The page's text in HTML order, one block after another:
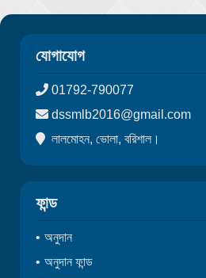
যোগাযোগ
01792-790077
dssmlb2016@gmail.com
লালমোহন, ভোলা, বরিশাল।
ফান্ড
অনুদান
অনুদান ফান্ড